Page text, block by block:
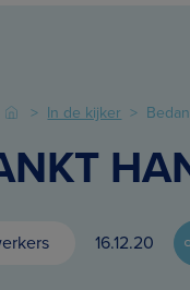
In de kijker
16.12.20